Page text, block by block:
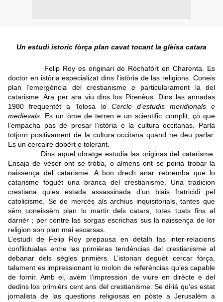
Un estudi istoric fòrça plan cavat tocant la glèisa catara
Felip Roy es originari de Ròchafòrt en Charenta. Es
doctor en istòria especializat dins l’istòria de las religions. Coneis
plan l’emergéncia del crestianisme e particularament la del
catarisme. Ara per ara viu dins los Pirenèus. Dins las annadas
1980 frequentèt a Tolosa lo Cercle d’estudis meridionals e
medievals . Es un òme de terren e un scientific complit, çò que
l’empacha pas de presar l’istòria e la cultura occitanas. Parla
totjorn positivament de la cultura occitana quand ne deu parlar.
Es un cercaire dobèrt e tolerant.
Dins aquel obratge estudia las originas del catarisme.
Ensaja de véser ont se tròba, o almens ont se poiriá trobar la
naissença del catarisme. A bon drech anar rebremba que lo
catarisme foguèt una branca del crestianisme. Una tradicion
crestiana qu’es estada assassinada d’un biais fratricidi pel
catolicisme. Se de mercés als archius inquisitorials, tantes que
sèm coneissèm plan lo martir dels catars, totes tuats fins al
darrièr ; per contre las sorgas escrichas sus la naissença de lor
religion son plan mai escarsas.
L’estudi de Felip Roy prepausa en detalh las inter-relacions
conflictualas entre las primièras tendéncias del crestianisme al
debanar dels sègles primièrs. L’istorian deguèt cercar fòrça,
talament es impressionant lo molon de referéncias qu’es capable
de fornir. Amb el, avèm l’impression de viure en dirècte e del
dedins los primièrs cent ans del crestianisme. Se diriá qu’es estat
jornalista de las questions religiosas en pòste a Jerusalèm a